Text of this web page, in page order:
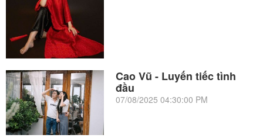
Cao Vũ - Luyến tiếc tình
đầu
07/08/2025 04:30:00 PM